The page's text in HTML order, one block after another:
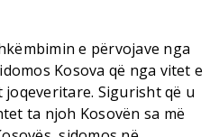
e përvojave nga
Kosova që nga vitet e
Sigurisht që u
ta njoh Kosovën sa më